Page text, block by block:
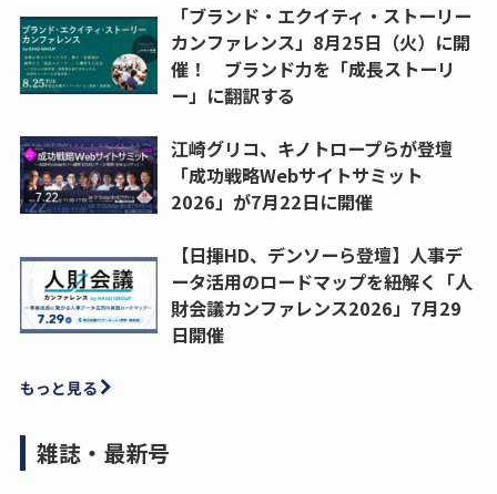
「ブランド・エクイティ・ストーリー
カンファレンス」8月25日（火）に開
催！ ブランド力を「成長ストーリ
ー」に翻訳する
江崎グリコ、キノトロープらが登壇
「成功戦略Webサイトサミット
2026」が7月22日に開催
【日揮HD、デンソーら登壇】人事デ
ータ活用のロードマップを紐解く「人
財会議カンファレンス2026」7月29
日開催
もっと見る
雑誌・最新号